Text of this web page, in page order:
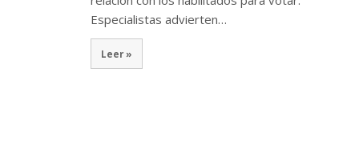
Especialistas advierten…
Leer »